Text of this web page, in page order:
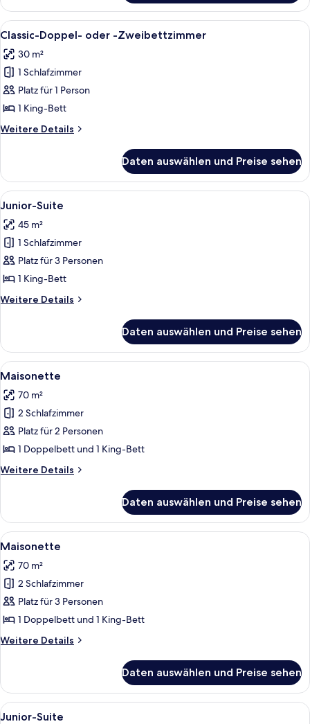
Doppel-
oder
-
Zweibettzimmer
Alle
Fotos
für
Classic-
Doppel-
oder
-
Zweibettzimmer
Ein Hotelzimmer mit einem großen
7
Classic-Doppel- oder -Zweibettzimmer
30 m²
1 Schlafzimmer
Platz für 1 Person
1 King-Bett
Weitere Details
Weitere
Doppel-
oder
-
Daten auswählen und Preise sehen
Alle
Fotos
für
Junior-
Suite
anzeigen
Ein Hotelzimmer mit einem großen
9
Junior-Suite
45 m²
1 Schlafzimmer
Platz für 3 Personen
1 King-Bett
Weitere Details
Weitere
Suite
Daten auswählen und Preise sehen
Alle
Fotos
für
Maisonette
anzeigen
Ein modernes Hotelzimmer mit
8
Maisonette
70 m²
2 Schlafzimmer
Platz für 2 Personen
1 Doppelbett und 1 King-Bett
Weitere Details
Weitere
Daten auswählen und Preise sehen
Alle
Fotos
für
Maisonette
anzeigen
Ein modernes Hotelzimmer mit
8
Maisonette
70 m²
2 Schlafzimmer
Platz für 3 Personen
1 Doppelbett und 1 King-Bett
Weitere Details
Weitere
Daten auswählen und Preise sehen
Alle
Ein Hotelzimmer mit einem großen
9
Junior-Suite